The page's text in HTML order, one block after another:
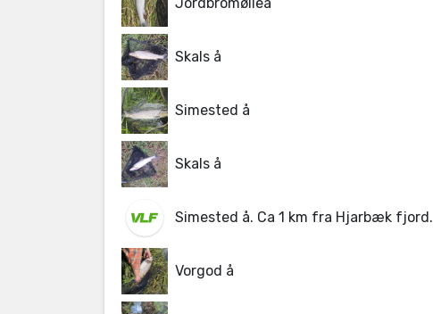
Skals å
Simested å
Skals å
Simested å. Ca 1 km fra Hjarbæk fjord.
Vorgod å